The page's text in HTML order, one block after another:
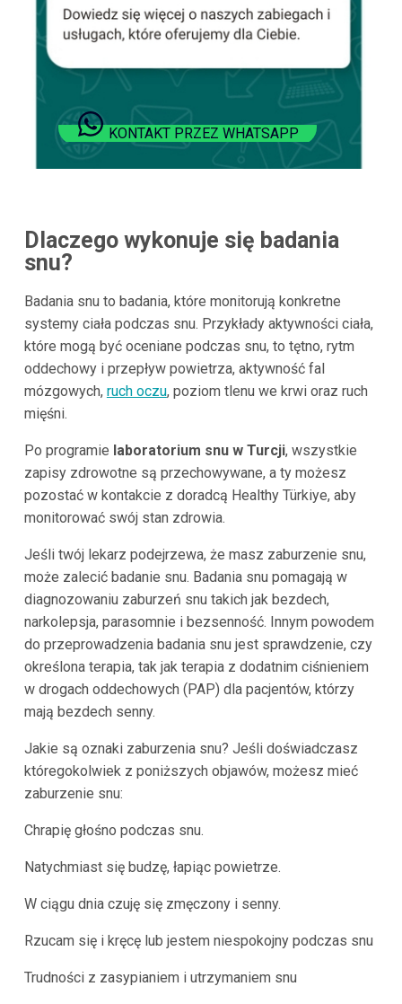
KONTAKT PRZEZ WHATSAPP
Dlaczego wykonuje się badania
snu?
Badania snu to badania, które monitorują konkretne
systemy ciała podczas snu. Przykłady aktywności ciała,
które mogą być oceniane podczas snu, to tętno, rytm
oddechowy i przepływ powietrza, aktywność fal
mózgowych, ruch oczu, poziom tlenu we krwi oraz ruch
mięśni.
Po programie laboratorium snu w Turcji, wszystkie
zapisy zdrowotne są przechowywane, a ty możesz
pozostać w kontakcie z doradcą Healthy Türkiye, aby
monitorować swój stan zdrowia.
Jeśli twój lekarz podejrzewa, że masz zaburzenie snu,
może zalecić badanie snu. Badania snu pomagają w
diagnozowaniu zaburzeń snu takich jak bezdech,
narkolepsja, parasomnie i bezsenność. Innym powodem
do przeprowadzenia badania snu jest sprawdzenie, czy
określona terapia, tak jak terapia z dodatnim ciśnieniem
w drogach oddechowych (PAP) dla pacjentów, którzy
mają bezdech senny.
Jakie są oznaki zaburzenia snu? Jeśli doświadczasz
któregokolwiek z poniższych objawów, możesz mieć
zaburzenie snu:
Chrapię głośno podczas snu.
Natychmiast się budzę, łapiąc powietrze.
W ciągu dnia czuję się zmęczony i senny.
Rzucam się i kręcę lub jestem niespokojny podczas snu
Trudności z zasypianiem i utrzymaniem snu